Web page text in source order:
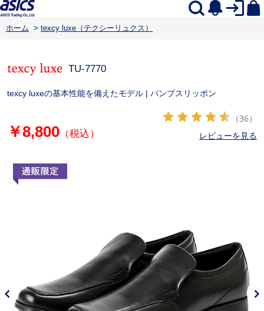
ホーム > texcy luxe（テクシーリュクス）
TU-7770
texcy luxeの基本性能を備えたモデル | バンプスリッポン
￥8,800（税込）
（36）
レビューを見る